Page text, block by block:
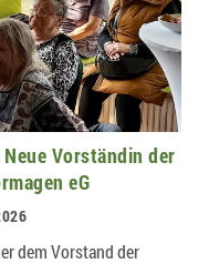
Vorständin der
eG
dem Vorstand der